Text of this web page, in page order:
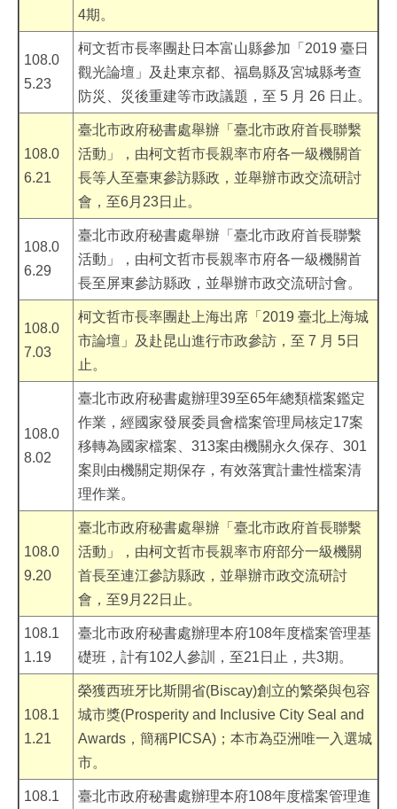
4期。
108.0
5.23
柯文哲市長率團赴日本富山縣參加「2019 臺日
觀光論壇」及赴東京都、福島縣及宮城縣考查
防災、災後重建等市政議題，至 5 月 26 日止。
108.0
6.21
臺北市政府秘書處舉辦「臺北市政府首長聯繫
活動」，由柯文哲市長親率市府各一級機關首
長等人至臺東參訪縣政，並舉辦市政交流研討
會，至6月23日止。
108.0
6.29
臺北市政府秘書處舉辦「臺北市政府首長聯繫
活動」，由柯文哲市長親率市府各一級機關首
長至屏東參訪縣政，並舉辦市政交流研討會。
108.0
7.03
柯文哲市長率團赴上海出席「2019 臺北上海城
市論壇」及赴昆山進行市政參訪，至 7 月 5日
止。
108.0
8.02
臺北市政府秘書處辦理39至65年總類檔案鑑定
作業，經國家發展委員會檔案管理局核定17案
移轉為國家檔案、313案由機關永久保存、301
案則由機關定期保存，有效落實計畫性檔案清
理作業。
108.0
9.20
臺北市政府秘書處舉辦「臺北市政府首長聯繫
活動」，由柯文哲市長親率市府部分一級機關
首長至連江參訪縣政，並舉辦市政交流研討
會，至9月22日止。
108.1
1.19
臺北市政府秘書處辦理本府108年度檔案管理基
礎班，計有102人參訓，至21日止，共3期。
108.1
1.21
榮獲西班牙比斯開省(Biscay)創立的繁榮與包容
城市獎(Prosperity and Inclusive City Seal and
Awards，簡稱PICSA)；本市為亞洲唯一入選城
市。
108.1
臺北市政府秘書處辦理本府108年度檔案管理進